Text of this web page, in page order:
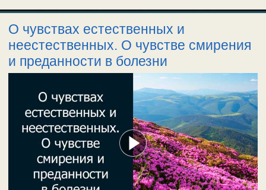
О чувствах естественных и
неестественных. О чувстве смирения
и преданности в болезни